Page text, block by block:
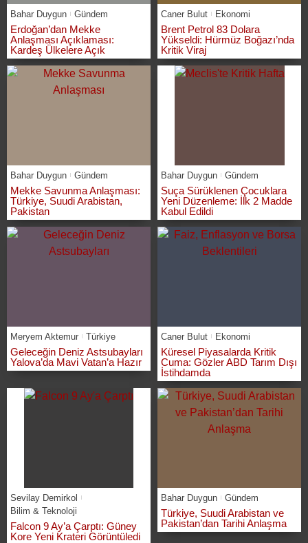
Bahar Duygun Gündem
Erdoğan’dan Mekke
Anlaşması Açıklaması:
Kardeş Ülkelere Açık
Caner Bulut Ekonomi
Brent Petrol 83 Dolara
Yükseldi: Hürmüz Boğazı’nda
Kritik Viraj
Bahar Duygun Gündem
Mekke Savunma Anlaşması:
Türkiye, Suudi Arabistan,
Pakistan
Bahar Duygun Gündem
Suça Sürüklenen Çocuklara
Yeni Düzenleme: İlk 2 Madde
Kabul Edildi
Meryem Aktemur Türkiye
Geleceğin Deniz Astsubayları
Yalova’da Mavi Vatan’a Hazır
Caner Bulut Ekonomi
Küresel Piyasalarda Kritik
Cuma: Gözler ABD Tarım Dışı
İstihdamda
Sevilay Demirkol
Bilim & Teknoloji
Falcon 9 Ay’a Çarptı: Güney
Kore Yeni Krateri Görüntüledi
Bahar Duygun Gündem
Türkiye, Suudi Arabistan ve
Pakistan’dan Tarihi Anlaşma